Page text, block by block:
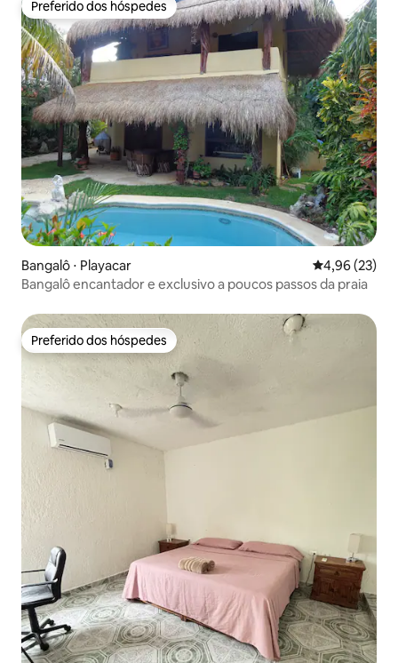
Preferido dos hóspedes
Preferido dos hóspedes
Bangalô ⋅ Playacar 4,96 de uma
4,96 (23)
Bangalô encantador e exclusivo a poucos passos da praia
Preferido dos hóspedes
Preferido dos hóspedes